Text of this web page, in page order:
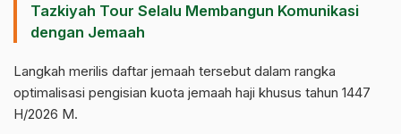
Tazkiyah Tour Selalu Membangun Komunikasi
dengan Jemaah
Langkah merilis daftar jemaah tersebut dalam rangka
optimalisasi pengisian kuota jemaah haji khusus tahun 1447
H/2026 M.